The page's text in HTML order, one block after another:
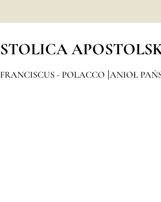
STOLICA
FRANCISCUS - POLACCO ANIOŁ